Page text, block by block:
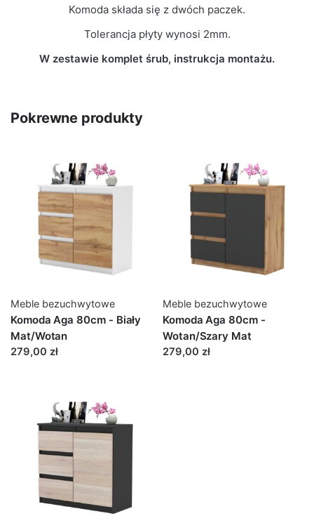
Komoda składa się z dwóch paczek.
Tolerancja płyty wynosi 2mm.
W zestawie komplet śrub, instrukcja montażu.
Pokrewne produkty
Meble bezuchwytowe
Komoda Aga 80cm - Biały
Mat/Wotan
279,00 zł
Meble bezuchwytowe
Komoda Aga 80cm -
Wotan/Szary Mat
279,00 zł